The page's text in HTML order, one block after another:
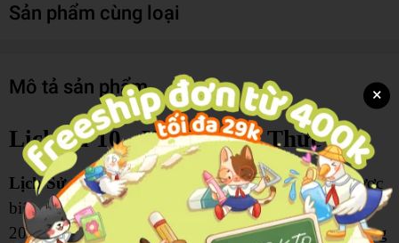
Sản phẩm cùng loại
Mô tả sản phẩm
Lịch Sử 10 - Kết Nối Tri Thức
Lịch Sử 10 (Kết Nối Tri Thức Với Cuộc Sống)được
biên soạn theo Chương trình Giáo dục phổ thông
2018, giúp học sinh tìm hiểu những kiến thức nền tảng
×